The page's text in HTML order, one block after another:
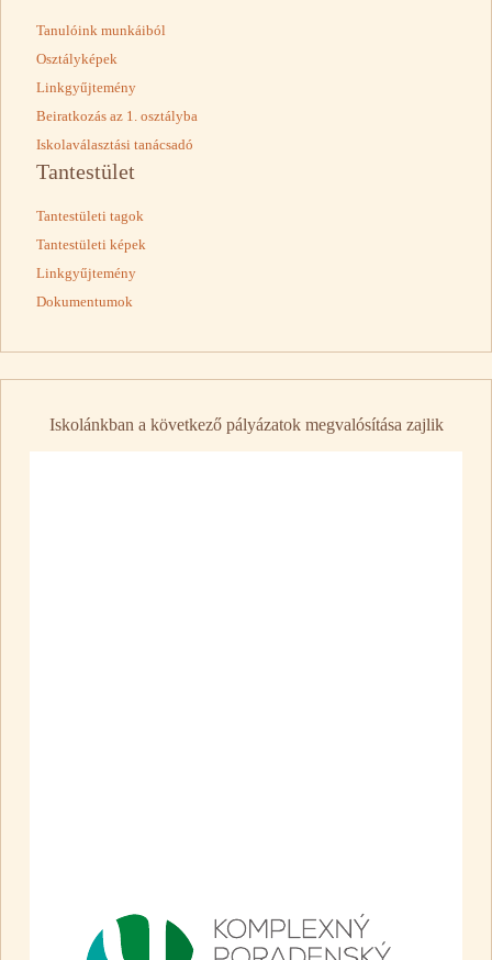
Tanulóink munkáiból
Osztályképek
Linkgyűjtemény
Beiratkozás az 1. osztályba
Iskolaválasztási tanácsadó
Tantestület
Tantestületi tagok
Tantestületi képek
Linkgyűjtemény
Dokumentumok
Iskolánkban a következő pályázatok megvalósítása zajlik